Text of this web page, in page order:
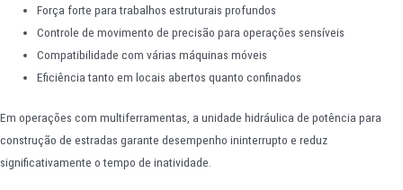
Força forte para trabalhos estruturais profundos
Controle de movimento de precisão para operações sensíveis
Compatibilidade com várias máquinas móveis
Eficiência tanto em locais abertos quanto confinados
Em operações com multiferramentas, a unidade hidráulica de potência para
construção de estradas garante desempenho ininterrupto e reduz
significativamente o tempo de inatividade.